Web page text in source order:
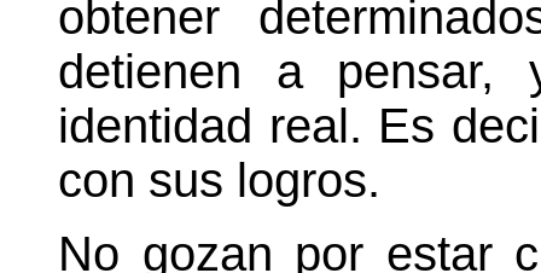
obtener
detienen a
identidad real. Es
con sus logros.
No gozan por estar